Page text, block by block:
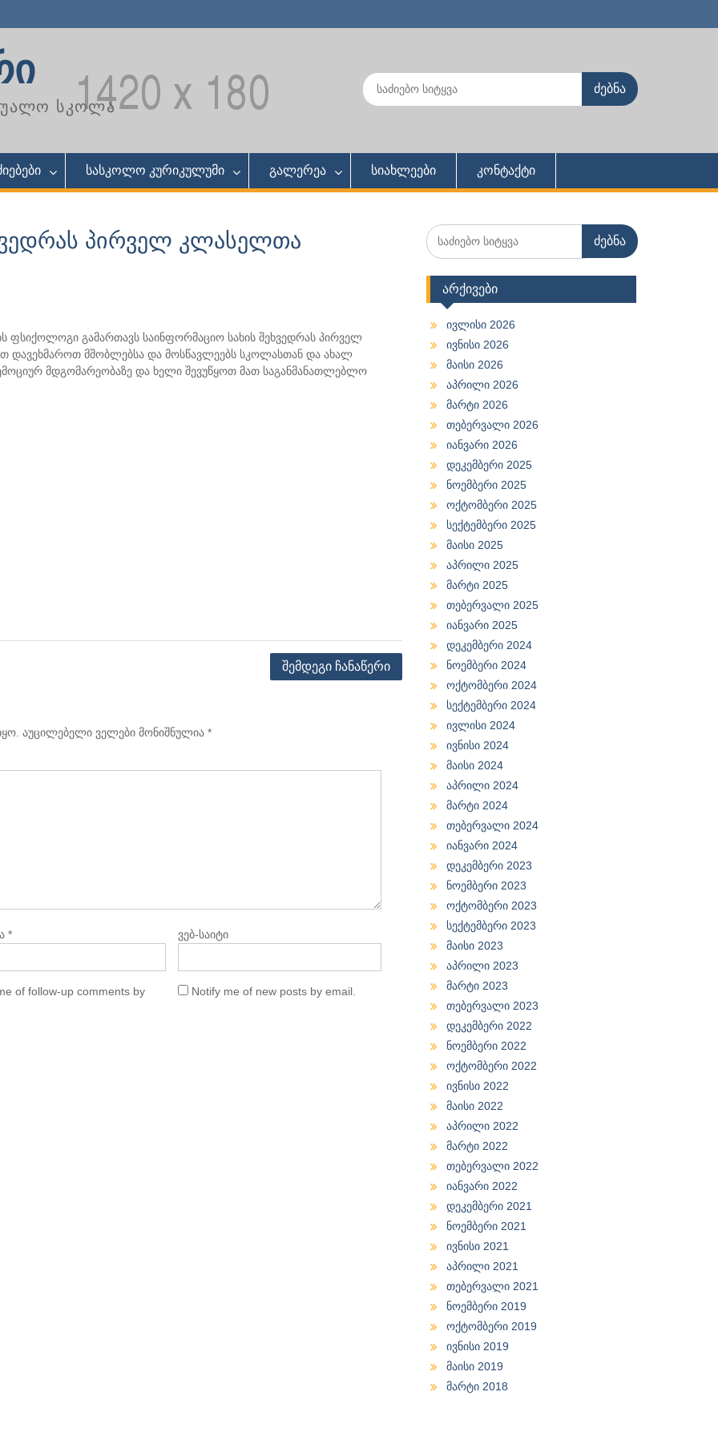
სკოლა
Search
for:
სასკოლო კურიკულუმი გალერეა სიახლეები კონტაქტი
პირველ კლასელთა
ფსიქოლოგი გამართავს საინფორმაციო სახის შეხვედრას პირველ
დავეხმაროთ მშობლებსა და მოსწავლეებს სკოლასთან და ახალ
მდგომარეობაზე და ხელი შევუწყოთ მათ საგანმანათლებლო
შემდეგი ჩანაწერი
აუცილებელი ველები მონიშნულია *
* ვებ-საიტი
of follow-up comments by
Notify me of new posts by email.
Search
for:
არქივები
ივლისი 2026
ივნისი 2026
მაისი 2026
აპრილი 2026
მარტი 2026
თებერვალი 2026
იანვარი 2026
დეკემბერი 2025
ნოემბერი 2025
ოქტომბერი 2025
სექტემბერი 2025
მაისი 2025
აპრილი 2025
მარტი 2025
თებერვალი 2025
იანვარი 2025
დეკემბერი 2024
ნოემბერი 2024
ოქტომბერი 2024
სექტემბერი 2024
ივლისი 2024
ივნისი 2024
მაისი 2024
აპრილი 2024
მარტი 2024
თებერვალი 2024
იანვარი 2024
დეკემბერი 2023
ნოემბერი 2023
ოქტომბერი 2023
სექტემბერი 2023
მაისი 2023
აპრილი 2023
მარტი 2023
თებერვალი 2023
დეკემბერი 2022
ნოემბერი 2022
ოქტომბერი 2022
ივნისი 2022
მაისი 2022
აპრილი 2022
მარტი 2022
თებერვალი 2022
იანვარი 2022
დეკემბერი 2021
ნოემბერი 2021
ივნისი 2021
აპრილი 2021
თებერვალი 2021
ნოემბერი 2019
ოქტომბერი 2019
ივნისი 2019
მაისი 2019
მარტი 2018